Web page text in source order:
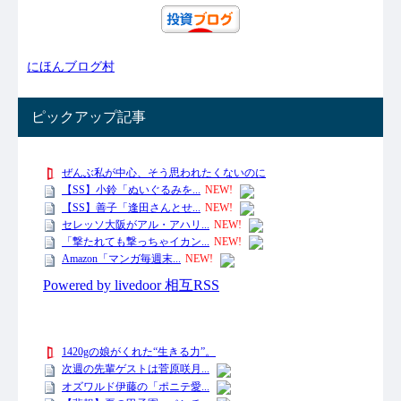
にほんブログ村
ピックアップ記事